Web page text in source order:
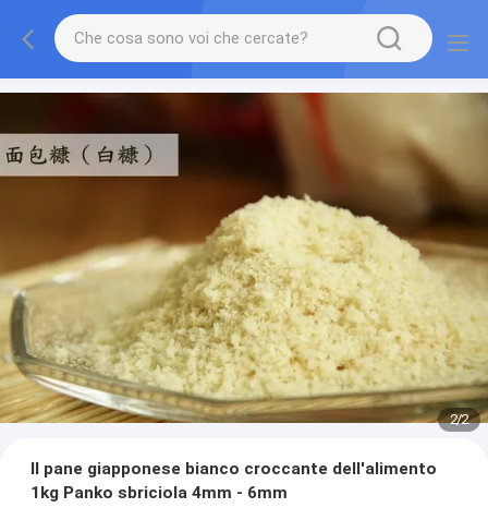
2/2
Il pane giapponese bianco croccante dell'alimento
1kg Panko sbriciola 4mm - 6mm